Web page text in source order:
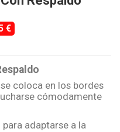
€
coloca en los bordes
cómodamente
adaptarse a la